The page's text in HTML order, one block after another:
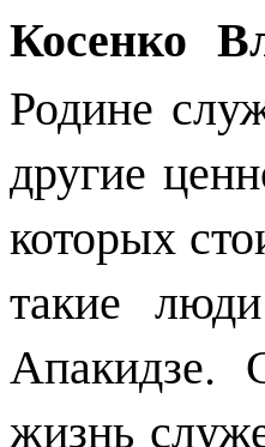
Косенко
Родине
другие
которых
такие
Апакидзе.
жизнь